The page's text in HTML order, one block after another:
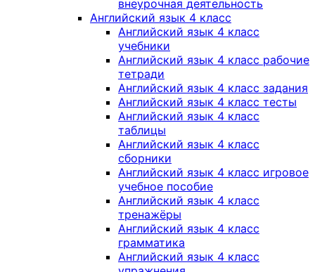
внеурочная деятельность
Английский язык 4 класс
Английский язык 4 класс
учебники
Английский язык 4 класс рабочие
тетради
Английский язык 4 класс задания
Английский язык 4 класс тесты
Английский язык 4 класс
таблицы
Английский язык 4 класс
сборники
Английский язык 4 класс игровое
учебное пособие
Английский язык 4 класс
тренажёры
Английский язык 4 класс
грамматика
Английский язык 4 класс